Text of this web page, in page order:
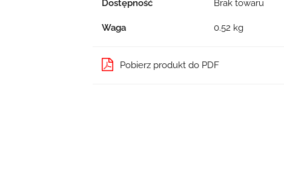
Dostępność Brak towaru
Waga 0.52 kg
Pobierz produkt do PDF